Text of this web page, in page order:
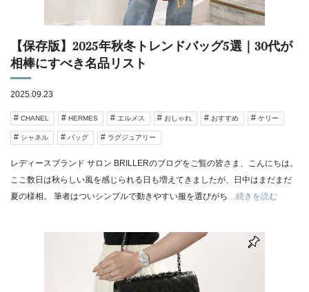
【保存版】2025年秋冬トレンドバッグ5選｜30代が
相棒にすべき名品リスト
2025.09.23
CHANEL HERMES エルメス おしゃれ おすすめ ケリー
シャネル バッグ ラグジュアリー
レディースブランド サロン BRILLERのブログをご覧の皆さま、こんにちは。
ここ数日は秋らしい風を感じられる日も増えてきましたが、日中はまだまだ
夏の様相。 筆者はついシンプルで動きやすい服を選びがち…続きを読む